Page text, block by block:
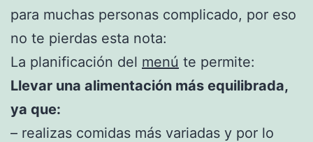
para muchas personas complicado, por eso
no te pierdas esta nota:
La planificación del menú te permite:
Llevar una alimentación más equilibrada,
ya que:
– realizas comidas más variadas y por lo